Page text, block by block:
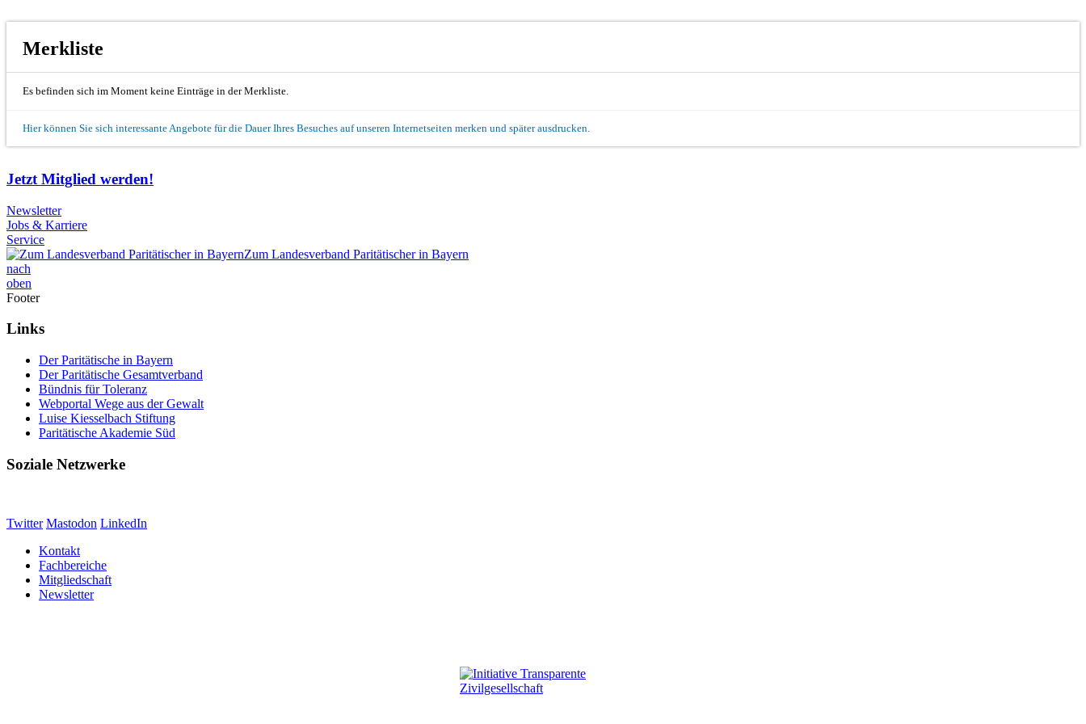
Merkliste
Es befinden sich im Moment keine Einträge in der Merkliste.
Hier können Sie sich interessante Angebote für die Dauer Ihres Besuches auf unseren Internetseiten merken und später ausdrucken.
Jetzt Mitglied werden!
Newsletter
Jobs & Karriere
Service
Zum Landesverband Paritätischer in Bayern
nach
oben
Footer
Links
Der Paritätische in Bayern
Der Paritätische Gesamtverband
Bündnis für Toleranz
Webportal Wege aus der Gewalt
Luise Kiesselbach Stiftung
Paritätische Akademie Süd
Soziale Netzwerke
Twitter Mastodon LinkedIn
Kontakt
Fachbereiche
Mitgliedschaft
Newsletter